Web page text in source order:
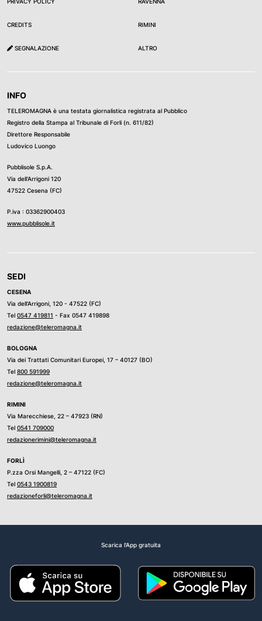
CREDITS
SEGNALAZIONE
RIMINI
ALTRO
INFO
TELEROMAGNA è una testata giornalistica registrata al Pubblico
Registro della Stampa al Tribunale di Forli (n. 611/82)
Direttore Responsabile
Ludovico Luongo
Pubblisole S.p.A.
Via dell’Arrigoni 120
47522 Cesena (FC)
P.iva : 03362900403
www.pubblisole.it
SEDI
CESENA
Via dell’Arrigoni, 120 - 47522 (FC)
Tel 0547 419811 - Fax 0547 419898
redazione@teleromagna.it
BOLOGNA
Via dei Trattati Comunitari Europei, 17 – 40127 (BO)
Tel 800 591999
redazione@teleromagna.it
RIMINI
Via Marecchiese, 22 – 47923 (RN)
Tel 0541 709000
redazionerimini@teleromagna.it
FORLÌ
P.zza Orsi Mangelli, 2 – 47122 (FC)
Tel 0543 1900819
redazioneforli@teleromagna.it
Scarica l'App gratuita